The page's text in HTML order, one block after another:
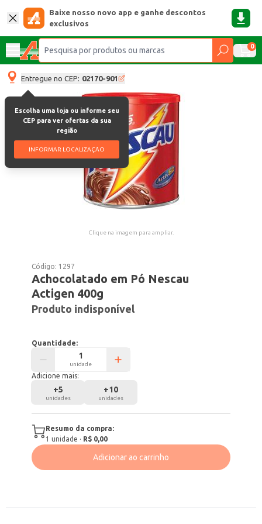
Baixe nosso novo app e ganhe descontos
exclusivos
0
Entregue no CEP: 02170-901
Escolha uma loja ou informe seu
CEP para ver ofertas da sua
região
INFORMAR LOCALIZAÇÃO
Clique na imagem para ampliar.
Código: 1297
Achocolatado em Pó Nescau
Actigen 400g
Produto indisponível
Quantidade:
unidade
Adicione mais:
+5
unidades
+10
unidades
Resumo da compra:
1 unidade · R$ 0,00
Adicionar ao carrinho